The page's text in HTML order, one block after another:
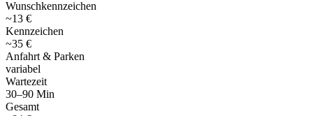
Wunschkennzeichen
~13 €
Kennzeichen
~35 €
Anfahrt & Parken
variabel
Wartezeit
30–90 Min
Gesamt